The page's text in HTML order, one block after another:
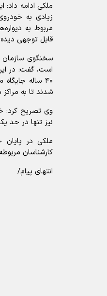
ملکی ادامه
زیادی به
مربوط به
قابل توجهی
سخنگوی سازمان
۴۰ ساله
شدند تا به
وی تصریح کرد:
نیز تنها در حد
ملکی در پایان
کارشناسان مربوطه شد و
انتهای پیام/